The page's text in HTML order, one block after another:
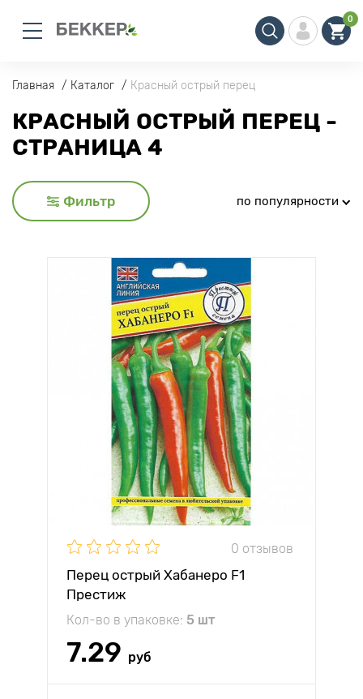
0
Главная Каталог Красный острый перец
КРАСНЫЙ ОСТРЫЙ ПЕРЕЦ -
СТРАНИЦА 4
Фильтр по популярности
0 отзывов
Перец острый Хабанеро F1
Престиж
Кол-во в упаковке: 5 шт
7.29 руб